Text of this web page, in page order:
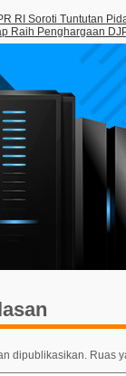
RI Soroti Tuntutan
Raih Penghargaan
dipublikasikan. Ruas